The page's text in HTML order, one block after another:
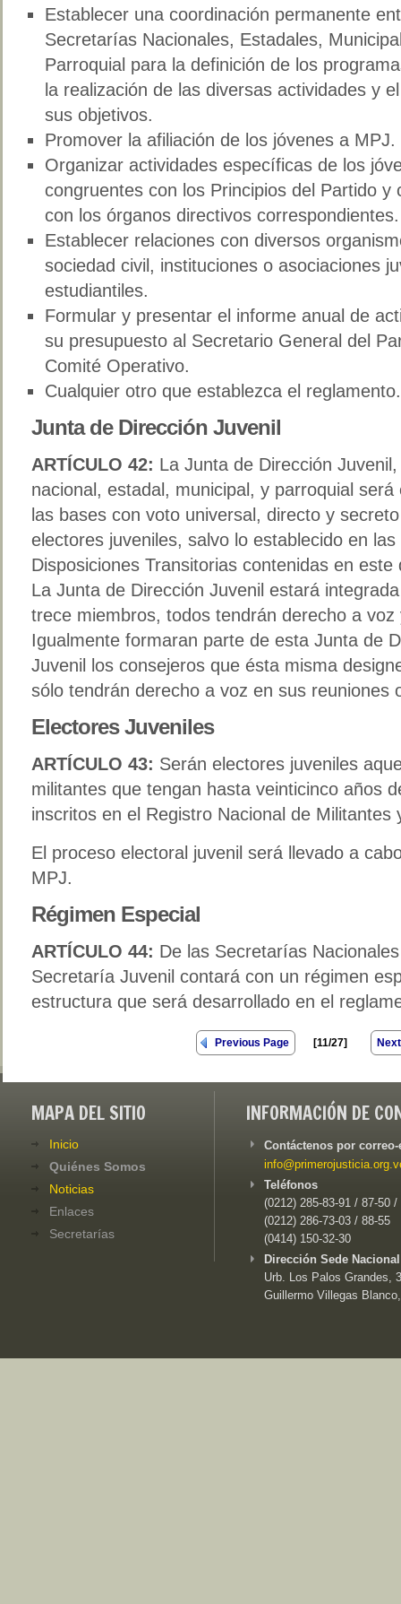
Establecer una coordinación permanente
Secretarías Nacionales, Estadales,
Parroquial para la definición de los
la realización de las diversas actividades y
sus objetivos.
Promover la afiliación de los jóvenes a MPJ.
Organizar actividades específicas de los
congruentes con los Principios del Partido y
con los órganos directivos correspondientes.
Establecer relaciones con diversos
sociedad civil, instituciones o asociaciones
estudiantiles.
Formular y presentar el informe anual de
su presupuesto al Secretario General del
Comité Operativo.
Cualquier otro que establezca el reglamento.
Junta de Dirección Juvenil
ARTÍCULO 42: La Junta de Dirección
nacional, estadal, municipal, y parroquial será
las bases con voto universal, directo y
electores juveniles, salvo lo establecido en las
Disposiciones Transitorias contenidas en este
La Junta de Dirección Juvenil estará
trece miembros, todos tendrán derecho a voz
Igualmente formaran parte de esta Junta de
Juvenil los consejeros que ésta misma
sólo tendrán derecho a voz en sus reuniones
Electores Juveniles
ARTÍCULO 43: Serán electores juveniles
militantes que tengan hasta veinticinco años
inscritos en el Registro Nacional de Militantes
El proceso electoral juvenil será llevado a
MPJ.
Régimen Especial
ARTÍCULO 44: De las Secretarías
Secretaría Juvenil contará con un régimen
estructura que será desarrollado en el
Previous Page [11/27]
MAPA DEL SITIO
Inicio
Quiénes Somos
Noticias
Enlaces
Secretarías
INFORMACIÓN DE
Contáctenos por
Teléfonos
(0212) 285-83-91 / 87-50 /
(0212) 286-73-03 / 88-55
(0414) 150-32-30
Dirección Sede
Urb. Los Palos Grandes,
Guillermo Villegas